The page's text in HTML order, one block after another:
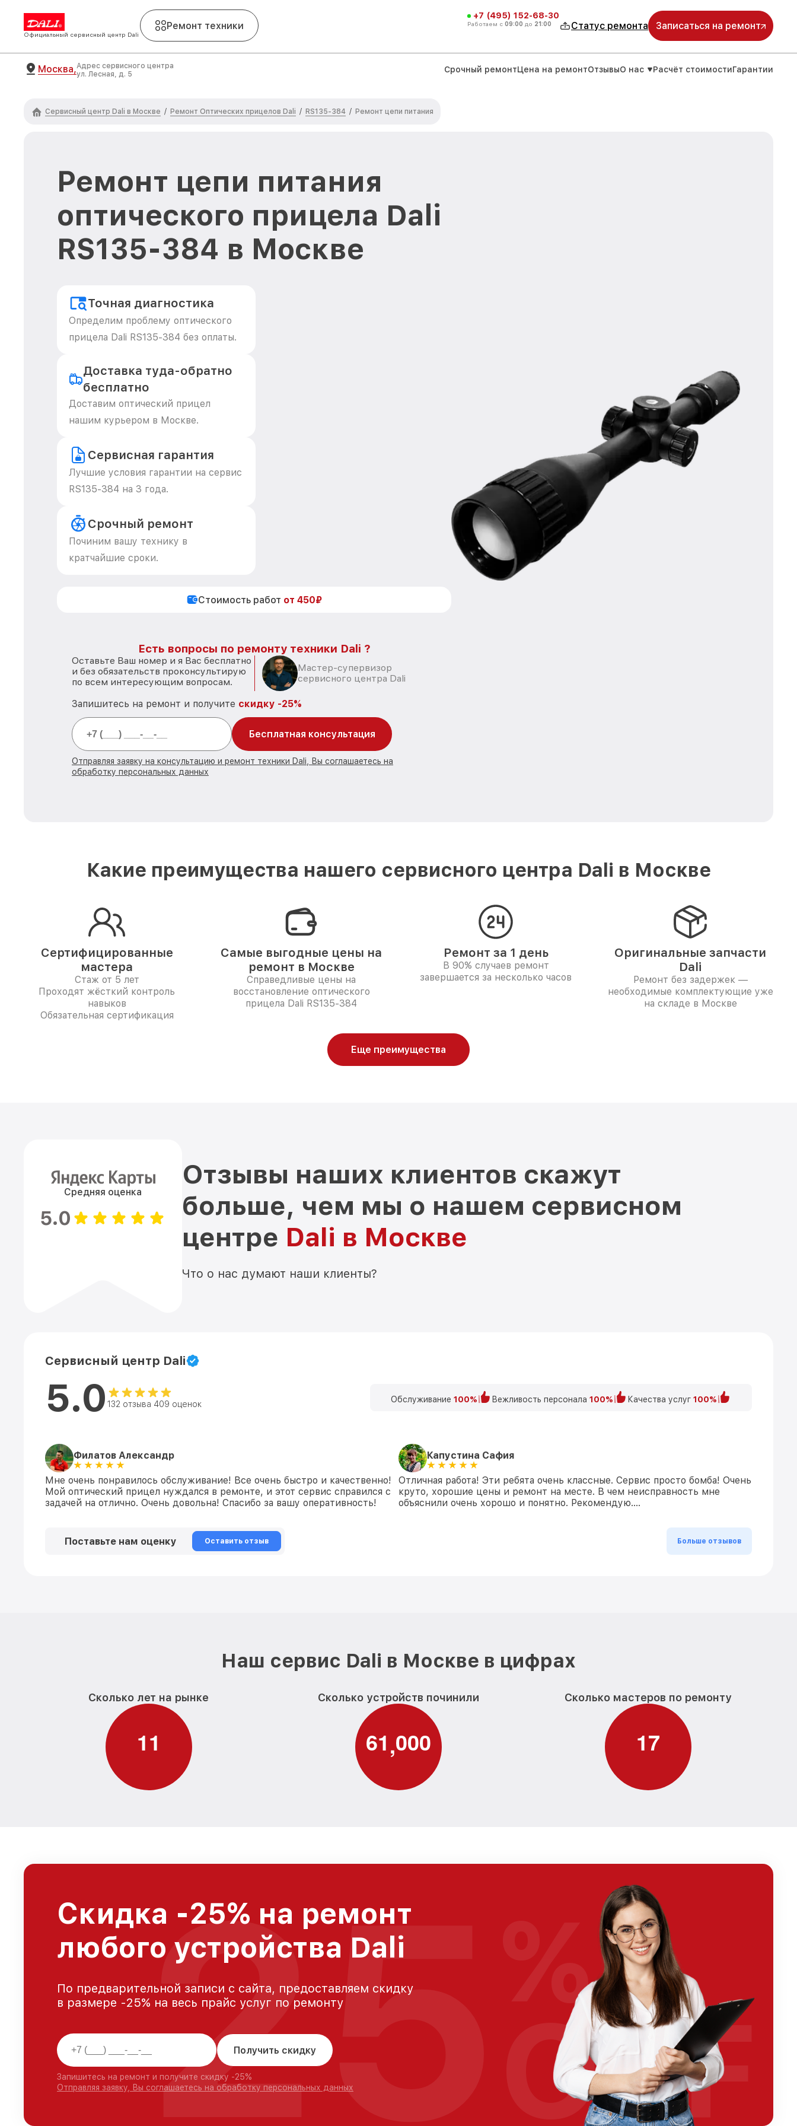
Официальный сервисный центр Dali
Ремонт техники
+7 (495) 152-68-30
Работаем с 09:00 до 21:00 Статус ремонта Записаться на ремонт
Москва,Адрес сервисного центра
ул. Лесная, д. 5
Срочный ремонтЦена на ремонтОтзывыО нас Расчёт стоимостиГарантии
Сервисный центр Dali в Москве / Ремонт Оптических прицелов Dali / RS135-384 / Ремонт цепи питания
Ремонт цепи питания
оптического прицела Dali
RS135-384 в Москве
Точная диагностика
Определим проблему оптического
прицела Dali RS135-384 без оплаты.
Доставка туда-обратно
бесплатно
Доставим оптический прицел
нашим курьером в Москве.
Сервисная гарантия
Лучшие условия гарантии на сервис
RS135-384 на 3 года.
Срочный ремонт
Починим вашу технику в
кратчайшие сроки.
Стоимость работ от 450₽
Есть вопросы по ремонту техники Dali ?
Оставьте Ваш номер и я Вас бесплатно
и без обязательств проконсультирую
по всем интересующим вопросам.
Мастер-супервизор
сервисного центра Dali
Запишитесь на ремонт и получите скидку -25%
Бесплатная консультация
Отправляя заявку на консультацию и ремонт техники Dali, Вы соглашаетесь на
обработку персональных данных
Какие преимущества нашего сервисного центра Dali в Москве
Сертифицированные
мастера
Стаж от 5 лет
Проходят жёсткий контроль
навыков
Обязательная сертификация
Самые выгодные цены на
ремонт в Москве
Справедливые цены на
восстановление оптического
прицела Dali RS135-384
Ремонт за 1 день
В 90% случаев ремонт
завершается за несколько часов
Оригинальные запчасти
Dali
Ремонт без задержек —
необходимые комплектующие уже
на складе в Москве
Еще преимущества
Средняя оценка
5.0
Отзывы наших клиентов скажут
больше, чем мы о нашем сервисном
центре Dali в Москве
Что о нас думают наши клиенты?
Сервисный центр Dali
5.0 132 отзыва 409 оценок Обслуживание 100% Вежливость персонала 100% Качества услуг 100%
Филатов Александр
Мне очень понравилось обслуживание! Все очень быстро и качественно!
Мой оптический прицел нуждался в ремонте, и этот сервис справился с
задачей на отлично. Очень довольна! Спасибо за вашу оперативность!
Капустина Сафия
Отличная работа! Эти ребята очень классные. Сервис просто бомба! Очень
круто, хорошие цены и ремонт на месте. В чем неисправность мне
объяснили очень хорошо и понятно. Рекомендую….
Поставьте нам оценку Оставить отзыв Больше отзывов
Наш сервис Dali в Москве в цифрах
Сколько лет на рынке
11
Сколько устройств починили
61,000
Сколько мастеров по ремонту
17
Скидка -25% на ремонт
любого устройства Dali
По предварительной записи с сайта, предоставляем скидку
в размере -25% на весь прайс услуг по ремонту
Получить скидку
Запишитесь на ремонт и получите скидку -25%
Отправляя заявку, Вы соглашаетесь на обработку персональных данных
25 %
OFF